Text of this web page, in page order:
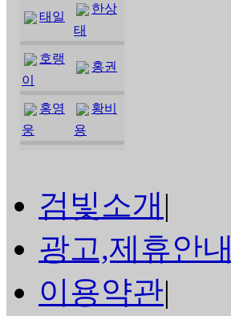
태일
한상
태
호랭
이
홍권
홍영
웅
황비
용
검빛소개|
광고,제휴안내
이용약관|